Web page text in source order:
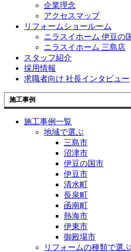
企業理念
アクセスマップ
リフォームショールーム
ニラスイホーム 伊豆の
ニラスイホーム 三島店
スタッフ紹介
採用情報
求職者向け 社長インタビュー
施工事例
施工事例一覧
地域で選ぶ
三島市
沼津市
伊豆の国市
伊豆市
清水町
長泉町
函南町
熱海市
伊東市
御殿場市
リフォームの種類で選ぶ